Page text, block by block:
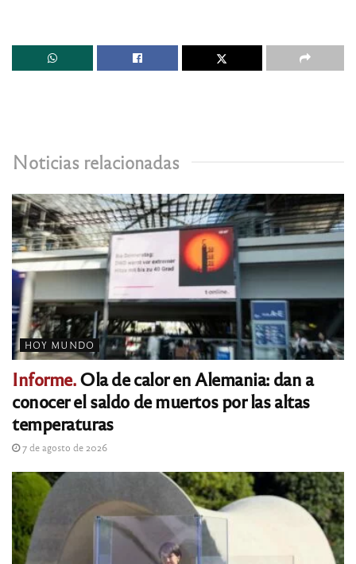
Noticias relacionadas
HOY MUNDO
Informe.Ola de calor en Alemania: dan a
conocer el saldo de muertos por las altas
temperaturas
7 de agosto de 2026